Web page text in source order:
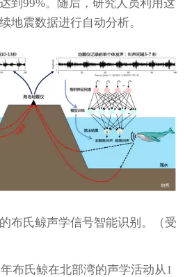
到99%。随后，研究人员利用这
地震数据进行自动分析。
布氏鲸声学信号智能识别。（受
布氏鲸在北部湾的声学活动从1